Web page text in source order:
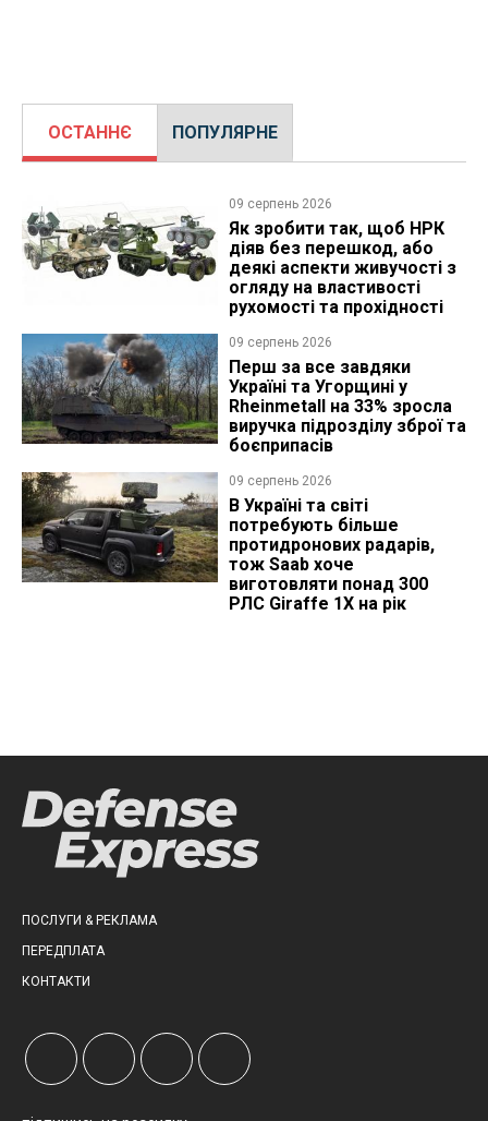
ОСТАННЄ ПОПУЛЯРНЕ
09 серпень 2026
Як зробити так, щоб НРК
діяв без перешкод, або
деякі аспекти живучості з
огляду на властивості
рухомості та прохідності
09 серпень 2026
Перш за все завдяки
Україні та Угорщині у
Rheinmetall на 33% зросла
виручка підрозділу зброї та
боєприпасів
09 серпень 2026
В Україні та світі
потребують більше
протидронових радарів,
тож Saab хоче
виготовляти понад 300
РЛС Giraffe 1X на рік
ПОСЛУГИ & РЕКЛАМА
ПЕРЕДПЛАТА
КОНТАКТИ